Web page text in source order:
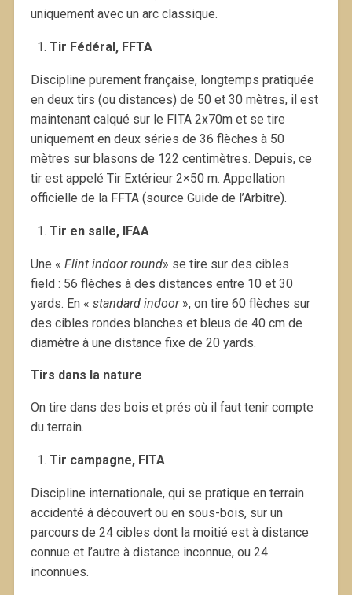
uniquement avec un arc classique.
Tir Fédéral, FFTA
Discipline purement française, longtemps pratiquée
en deux tirs (ou distances) de 50 et 30 mètres, il est
maintenant calqué sur le FITA 2x70m et se tire
uniquement en deux séries de 36 flèches à 50
mètres sur blasons de 122 centimètres. Depuis, ce
tir est appelé Tir Extérieur 2×50 m. Appellation
officielle de la FFTA (source Guide de l’Arbitre).
Tir en salle, IFAA
Une « Flint indoor round» se tire sur des cibles
field : 56 flèches à des distances entre 10 et 30
yards. En « standard indoor», on tire 60 flèches sur
des cibles rondes blanches et bleus de 40 cm de
diamètre à une distance fixe de 20 yards.
Tirs dans la nature
On tire dans des bois et prés où il faut tenir compte
du terrain.
Tir campagne, FITA
Discipline internationale, qui se pratique en terrain
accidenté à découvert ou en sous-bois, sur un
parcours de 24 cibles dont la moitié est à distance
connue et l’autre à distance inconnue, ou 24
inconnues.